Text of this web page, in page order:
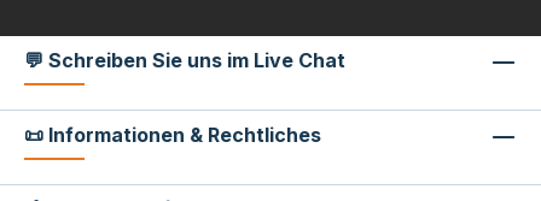
💬 Schreiben Sie uns im Live Chat
📜 Informationen & Rechtliches